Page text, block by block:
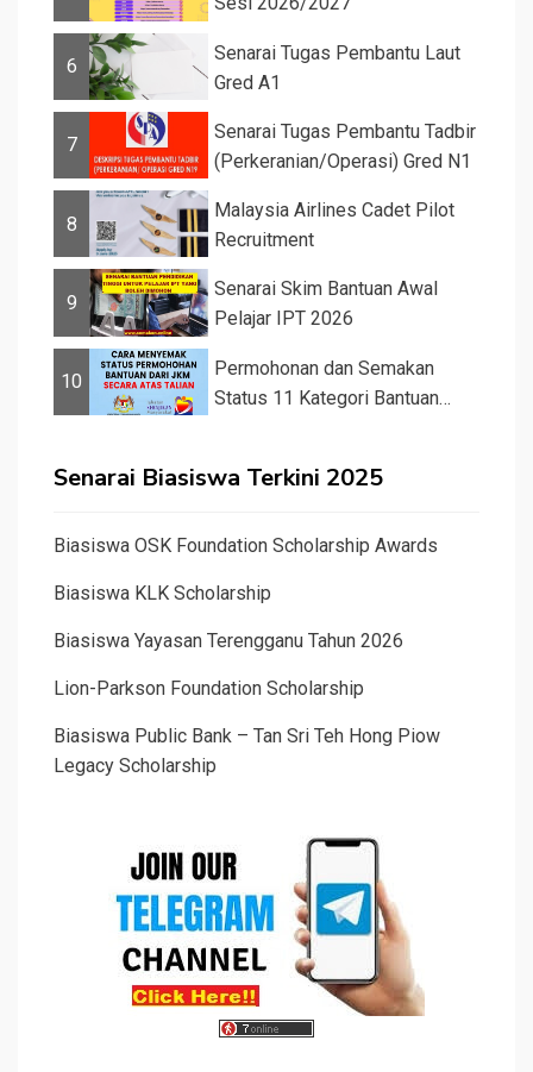
6
Senarai Tugas Pembantu Laut
Gred A1
7
Senarai Tugas Pembantu Tadbir
(Perkeranian/Operasi) Gred N1
8
Malaysia Airlines Cadet Pilot
Recruitment
9
Senarai Skim Bantuan Awal
Pelajar IPT 2026
10
Permohonan dan Semakan
Status 11 Kategori Bantuan
Senarai Biasiswa Terkini 2025
Biasiswa OSK Foundation Scholarship Awards
Biasiswa KLK Scholarship
Biasiswa Yayasan Terengganu Tahun 2026
Lion-Parkson Foundation Scholarship
Biasiswa Public Bank – Tan Sri Teh Hong Piow
Legacy Scholarship